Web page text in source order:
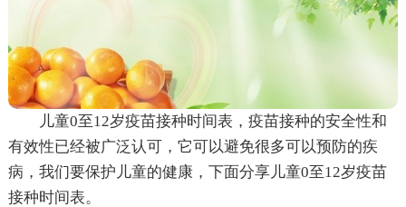
儿童0至12岁疫苗接种时间表，疫苗接种的安全性和
有效性已经被广泛认可，它可以避免很多可以预防的疾
病，我们要保护儿童的健康，下面分享儿童0至12岁疫苗
接种时间表。